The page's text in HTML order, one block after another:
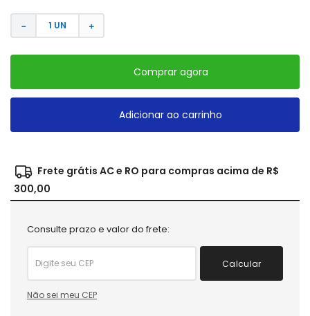
＋
－
Comprar agora
Adicionar ao carrinho
Frete grátis AC e RO para compras acima de R$
300,00
Consulte prazo e valor do frete:
Calcular
Não sei meu CEP